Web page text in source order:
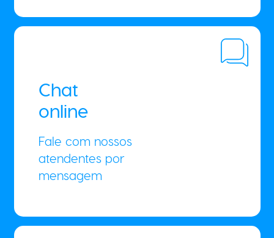
Chat
online
Fale com nossos
atendentes por
mensagem